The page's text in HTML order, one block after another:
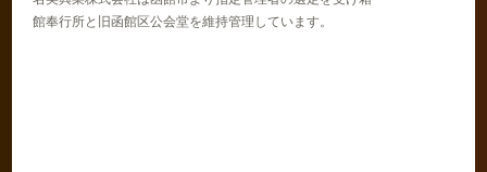
館奉行所と旧函館区公会堂を維持管理しています。